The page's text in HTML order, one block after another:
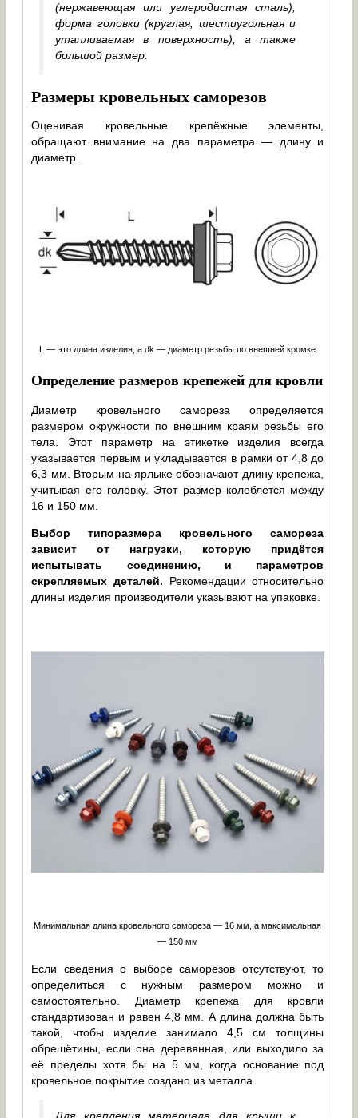
(нержавеющая или углеродистая сталь),
форма головки (круглая, шестиугольная и
утапливаемая в поверхность), а также
большой размер.
Размеры кровельных саморезов
Оценивая кровельные крепёжные элементы,
обращают внимание на два параметра — длину и
диаметр.
L — это длина изделия, а dk — диаметр резьбы по внешней кромке
Определение размеров крепежей для кровли
Диаметр кровельного самореза определяется
размером окружности по внешним краям резьбы его
тела. Этот параметр на этикетке изделия всегда
указывается первым и укладывается в рамки от 4,8 до
6,3 мм. Вторым на ярлыке обозначают длину крепежа,
учитывая его головку. Этот размер колеблется между
16 и 150 мм.
Выбор типоразмера кровельного самореза
зависит от нагрузки, которую придётся
испытывать соединению, и параметров
скрепляемых деталей. Рекомендации относительно
длины изделия производители указывают на упаковке.
Минимальная длина кровельного самореза — 16 мм, а максимальная
— 150 мм
Если сведения о выборе саморезов отсутствуют, то
определиться с нужным размером можно и
самостоятельно. Диаметр крепежа для кровли
стандартизован и равен 4,8 мм. А длина должна быть
такой, чтобы изделие занимало 4,5 см толщины
обрешётины, если она деревянная, или выходило за
её пределы хотя бы на 5 мм, когда основание под
кровельное покрытие создано из металла.